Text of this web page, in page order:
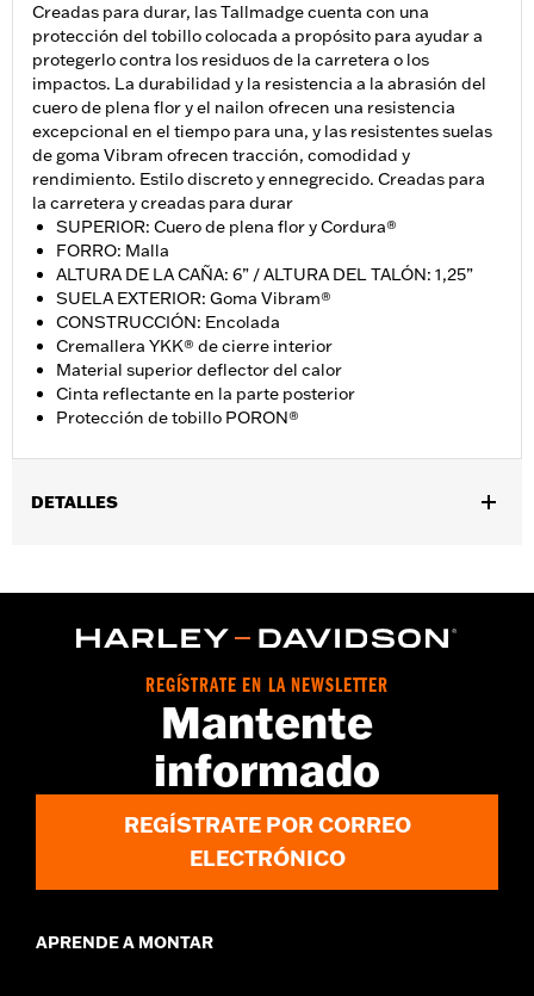
Creadas para durar, las Tallmadge cuenta con una
protección del tobillo colocada a propósito para ayudar a
protegerlo contra los residuos de la carretera o los
impactos. La durabilidad y la resistencia a la abrasión del
cuero de plena flor y el nailon ofrecen una resistencia
excepcional en el tiempo para una, y las resistentes suelas
de goma Vibram ofrecen tracción, comodidad y
rendimiento. Estilo discreto y ennegrecido. Creadas para
la carretera y creadas para durar
SUPERIOR: Cuero de plena flor y Cordura®
FORRO: Malla
ALTURA DE LA CAÑA: 6” / ALTURA DEL TALÓN: 1,25”
SUELA EXTERIOR: Goma Vibram®
CONSTRUCCIÓN: Encolada
Cremallera YKK® de cierre interior
Material superior deflector del calor
Cinta reflectante en la parte posterior
Protección de tobillo PORON®
DETALLES
GARANTÍA:Garantía mundial de fábrica Wolverine - Visita
Importado
Dimension Description:Altura de la caña: 6”, Altura del talón:
REGÍSTRATE EN LA NEWSLETTER
Mantente
informado
REGÍSTRATE POR CORREO
ELECTRÓNICO
APRENDE A MONTAR